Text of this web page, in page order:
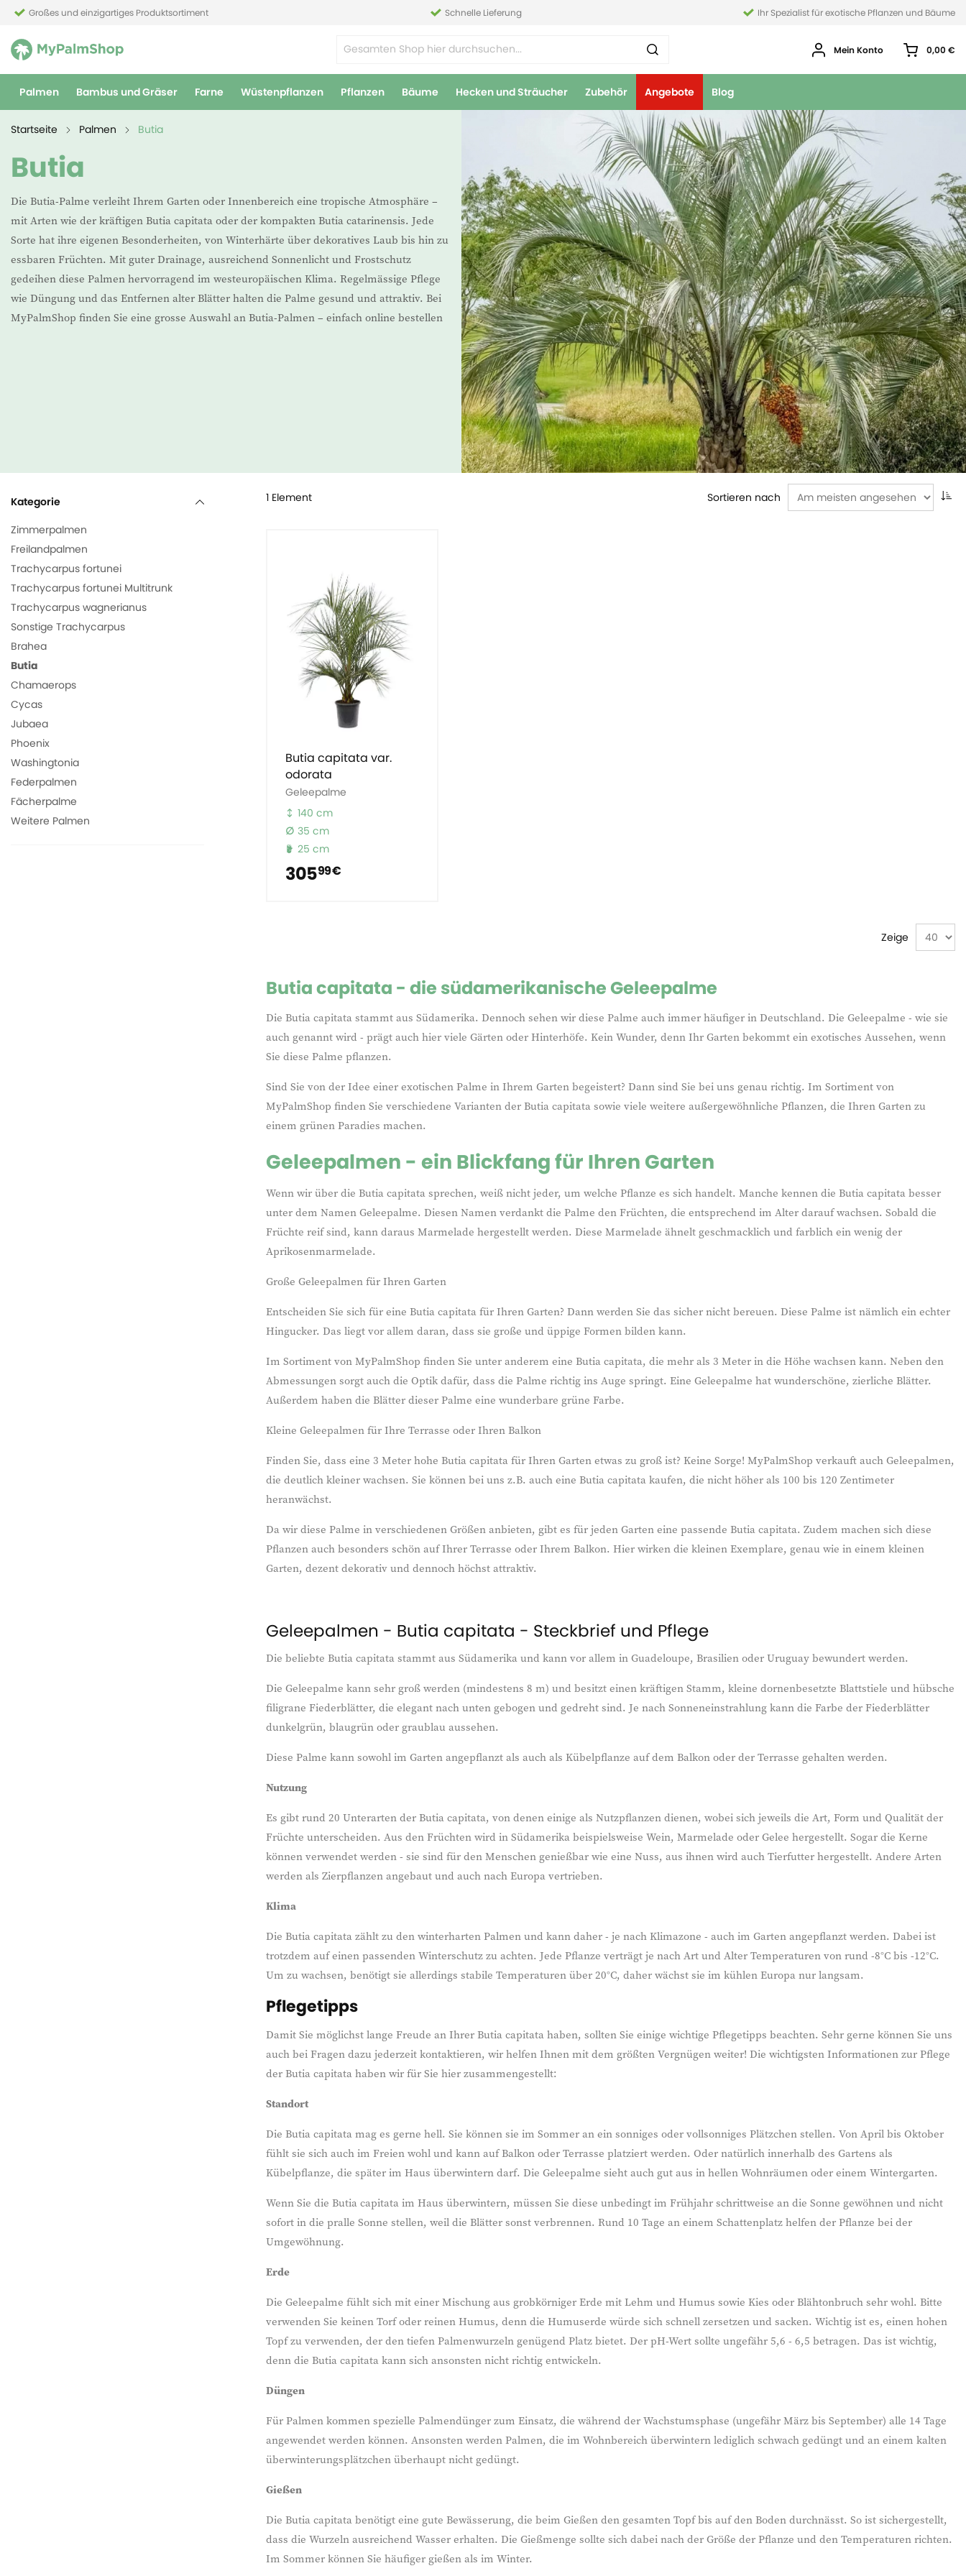
Großes und einzigartiges Produktsortiment Schnelle Lieferung Ihr Spezialist für exotische Pflanzen und Bäume
Mein Konto 0,00 €
Palmen Bambus und Gräser Farne Wüstenpflanzen Pflanzen Bäume Hecken und Sträucher Zubehör Angebote Blog
Startseite Palmen Butia
Butia
Die Butia-Palme verleiht Ihrem Garten oder Innenbereich eine tropische Atmosphäre –
mit Arten wie der kräftigen Butia capitata oder der kompakten Butia catarinensis. Jede
Sorte hat ihre eigenen Besonderheiten, von Winterhärte über dekoratives Laub bis hin zu
essbaren Früchten. Mit guter Drainage, ausreichend Sonnenlicht und Frostschutz
gedeihen diese Palmen hervorragend im westeuropäischen Klima. Regelmässige Pflege
wie Düngung und das Entfernen alter Blätter halten die Palme gesund und attraktiv. Bei
MyPalmShop finden Sie eine grosse Auswahl an Butia-Palmen – einfach online bestellen
Sortieren nach
1 Element
Butia capitata var.
odorata
Geleepalme
140 cm
35 cm
25 cm
30599 €
Zeige
Butia capitata - die südamerikanische Geleepalme
Die Butia capitata stammt aus Südamerika. Dennoch sehen wir diese Palme auch immer häufiger in Deutschland. Die Geleepalme - wie sie
auch genannt wird - prägt auch hier viele Gärten oder Hinterhöfe. Kein Wunder, denn Ihr Garten bekommt ein exotisches Aussehen, wenn
Sie diese Palme pflanzen.
Sind Sie von der Idee einer exotischen Palme in Ihrem Garten begeistert? Dann sind Sie bei uns genau richtig. Im Sortiment von
MyPalmShop finden Sie verschiedene Varianten der Butia capitata sowie viele weitere außergewöhnliche Pflanzen, die Ihren Garten zu
einem grünen Paradies machen.
Geleepalmen - ein Blickfang für Ihren Garten
Wenn wir über die Butia capitata sprechen, weiß nicht jeder, um welche Pflanze es sich handelt. Manche kennen die Butia capitata besser
unter dem Namen Geleepalme. Diesen Namen verdankt die Palme den Früchten, die entsprechend im Alter darauf wachsen. Sobald die
Früchte reif sind, kann daraus Marmelade hergestellt werden. Diese Marmelade ähnelt geschmacklich und farblich ein wenig der
Aprikosenmarmelade.
Große Geleepalmen für Ihren Garten
Entscheiden Sie sich für eine Butia capitata für Ihren Garten? Dann werden Sie das sicher nicht bereuen. Diese Palme ist nämlich ein echter
Hingucker. Das liegt vor allem daran, dass sie große und üppige Formen bilden kann.
Im Sortiment von MyPalmShop finden Sie unter anderem eine Butia capitata, die mehr als 3 Meter in die Höhe wachsen kann. Neben den
Abmessungen sorgt auch die Optik dafür, dass die Palme richtig ins Auge springt. Eine Geleepalme hat wunderschöne, zierliche Blätter.
Außerdem haben die Blätter dieser Palme eine wunderbare grüne Farbe.
Kleine Geleepalmen für Ihre Terrasse oder Ihren Balkon
Finden Sie, dass eine 3 Meter hohe Butia capitata für Ihren Garten etwas zu groß ist? Keine Sorge! MyPalmShop verkauft auch Geleepalmen,
die deutlich kleiner wachsen. Sie können bei uns z.B. auch eine Butia capitata kaufen, die nicht höher als 100 bis 120 Zentimeter
heranwächst.
Da wir diese Palme in verschiedenen Größen anbieten, gibt es für jeden Garten eine passende Butia capitata. Zudem machen sich diese
Pflanzen auch besonders schön auf Ihrer Terrasse oder Ihrem Balkon. Hier wirken die kleinen Exemplare, genau wie in einem kleinen
Garten, dezent dekorativ und dennoch höchst attraktiv.
Geleepalmen - Butia capitata - Steckbrief und Pflege
Die beliebte Butia capitata stammt aus Südamerika und kann vor allem in Guadeloupe, Brasilien oder Uruguay bewundert werden.
Die Geleepalme kann sehr groß werden (mindestens 8 m) und besitzt einen kräftigen Stamm, kleine dornenbesetzte Blattstiele und hübsche
filigrane Fiederblätter, die elegant nach unten gebogen und gedreht sind. Je nach Sonneneinstrahlung kann die Farbe der Fiederblätter
dunkelgrün, blaugrün oder graublau aussehen.
Diese Palme kann sowohl im Garten angepflanzt als auch als Kübelpflanze auf dem Balkon oder der Terrasse gehalten werden.
Nutzung
Es gibt rund 20 Unterarten der Butia capitata, von denen einige als Nutzpflanzen dienen, wobei sich jeweils die Art, Form und Qualität der
Früchte unterscheiden. Aus den Früchten wird in Südamerika beispielsweise Wein, Marmelade oder Gelee hergestellt. Sogar die Kerne
können verwendet werden - sie sind für den Menschen genießbar wie eine Nuss, aus ihnen wird auch Tierfutter hergestellt. Andere Arten
werden als Zierpflanzen angebaut und auch nach Europa vertrieben.
Klima
Die Butia capitata zählt zu den winterharten Palmen und kann daher - je nach Klimazone - auch im Garten angepflanzt werden. Dabei ist
trotzdem auf einen passenden Winterschutz zu achten. Jede Pflanze verträgt je nach Art und Alter Temperaturen von rund -8°C bis -12°C.
Um zu wachsen, benötigt sie allerdings stabile Temperaturen über 20°C, daher wächst sie im kühlen Europa nur langsam.
Pflegetipps
Damit Sie möglichst lange Freude an Ihrer Butia capitata haben, sollten Sie einige wichtige Pflegetipps beachten. Sehr gerne können Sie uns
auch bei Fragen dazu jederzeit kontaktieren, wir helfen Ihnen mit dem größten Vergnügen weiter! Die wichtigsten Informationen zur Pflege
der Butia capitata haben wir für Sie hier zusammengestellt:
Standort
Die Butia capitata mag es gerne hell. Sie können sie im Sommer an ein sonniges oder vollsonniges Plätzchen stellen. Von April bis Oktober
fühlt sie sich auch im Freien wohl und kann auf Balkon oder Terrasse platziert werden. Oder natürlich innerhalb des Gartens als
Kübelpflanze, die später im Haus überwintern darf. Die Geleepalme sieht auch gut aus in hellen Wohnräumen oder einem Wintergarten.
Wenn Sie die Butia capitata im Haus überwintern, müssen Sie diese unbedingt im Frühjahr schrittweise an die Sonne gewöhnen und nicht
sofort in die pralle Sonne stellen, weil die Blätter sonst verbrennen. Rund 10 Tage an einem Schattenplatz helfen der Pflanze bei der
Umgewöhnung.
Erde
Die Geleepalme fühlt sich mit einer Mischung aus grobkörniger Erde mit Lehm und Humus sowie Kies oder Blähtonbruch sehr wohl. Bitte
verwenden Sie keinen Torf oder reinen Humus, denn die Humuserde würde sich schnell zersetzen und sacken. Wichtig ist es, einen hohen
Topf zu verwenden, der den tiefen Palmenwurzeln genügend Platz bietet. Der pH-Wert sollte ungefähr 5,6 - 6,5 betragen. Das ist wichtig,
denn die Butia capitata kann sich ansonsten nicht richtig entwickeln.
Düngen
Für Palmen kommen spezielle Palmendünger zum Einsatz, die während der Wachstumsphase (ungefähr März bis September) alle 14 Tage
angewendet werden können. Ansonsten werden Palmen, die im Wohnbereich überwintern lediglich schwach gedüngt und an einem kalten
überwinterungsplätzchen überhaupt nicht gedüngt.
Gießen
Die Butia capitata benötigt eine gute Bewässerung, die beim Gießen den gesamten Topf bis auf den Boden durchnässt. So ist sichergestellt,
dass die Wurzeln ausreichend Wasser erhalten. Die Gießmenge sollte sich dabei nach der Größe der Pflanze und den Temperaturen richten.
Im Sommer können Sie häufiger gießen als im Winter.
Kategorie
Zimmerpalmen
Freilandpalmen
Trachycarpus fortunei
Trachycarpus fortunei Multitrunk
Trachycarpus wagnerianus
Sonstige Trachycarpus
Brahea
Butia
Chamaerops
Cycas
Jubaea
Phoenix
Washingtonia
Federpalmen
Fächerpalme
Weitere Palmen